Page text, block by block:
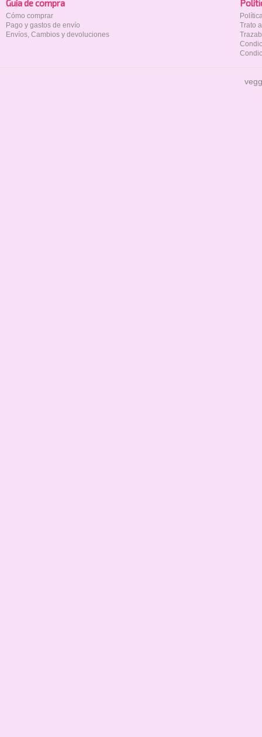
Guía de compra
Cómo comprar
Pago y gastos de envío
Envíos, Cambios y devoluciones
Trato